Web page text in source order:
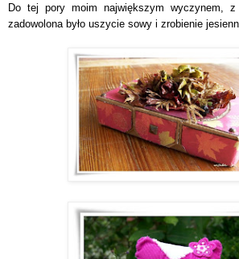
Do tej pory moim największym wyczynem,
zadowolona było uszycie sowy i zrobienie